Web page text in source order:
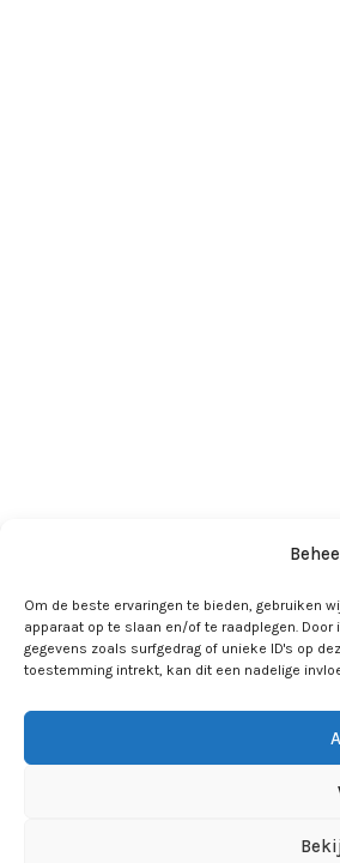
Om de beste ervaringen te bieden, gebruiken
apparaat op te slaan en/of te raadplegen.
gegevens zoals surfgedrag of unieke ID's op
toestemming intrekt, kan dit een nadelige